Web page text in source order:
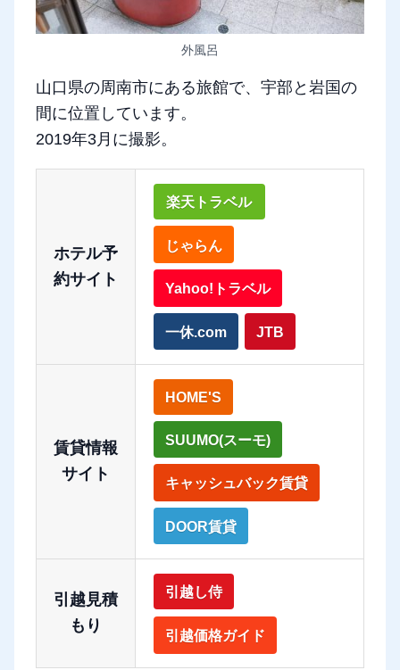
外風呂
山口県の周南市にある旅館で、宇部と岩国の
間に位置しています。
2019年3月に撮影。
ホテル予
約サイト
楽天トラベル
じゃらん
Yahoo!トラベル
一休.com JTB
賃貸情報
サイト
HOME'S
SUUMO(スーモ)
キャッシュバック賃貸
DOOR賃貸
引越見積
もり
引越し侍
引越価格ガイド